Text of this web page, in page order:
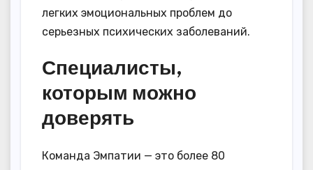
легких эмоциональных проблем до
серьезных психических заболеваний.
Специалисты,
которым можно
доверять
Команда Эмпатии — это более 80